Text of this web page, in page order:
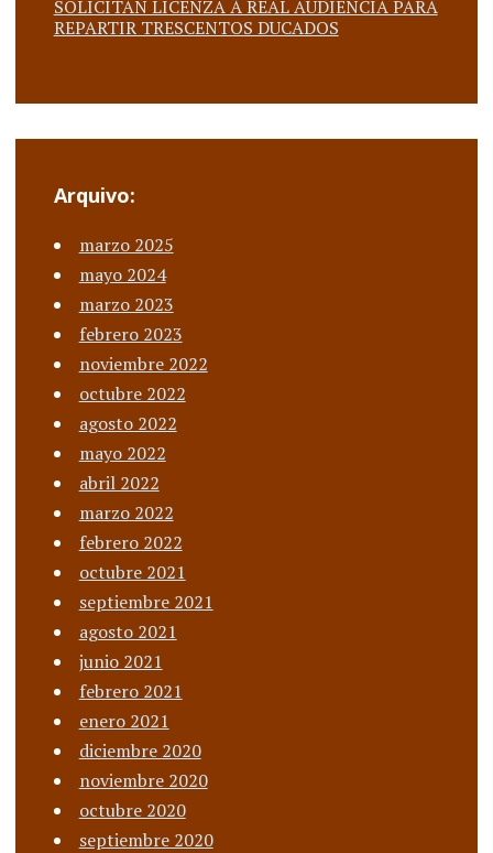
SOLICITAN LICENZA Á REAL AUDIENCIA PARA
REPARTIR TRESCENTOS DUCADOS
Arquivo:
marzo 2025
mayo 2024
marzo 2023
febrero 2023
noviembre 2022
octubre 2022
agosto 2022
mayo 2022
abril 2022
marzo 2022
febrero 2022
octubre 2021
septiembre 2021
agosto 2021
junio 2021
febrero 2021
enero 2021
diciembre 2020
noviembre 2020
octubre 2020
septiembre 2020